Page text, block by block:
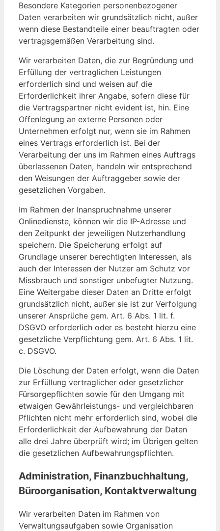
Besondere Kategorien personenbezogener
Daten verarbeiten wir grundsätzlich nicht, außer
wenn diese Bestandteile einer beauftragten oder
vertragsgemäßen Verarbeitung sind.
Wir verarbeiten Daten, die zur Begründung und
Erfüllung der vertraglichen Leistungen
erforderlich sind und weisen auf die
Erforderlichkeit ihrer Angabe, sofern diese für
die Vertragspartner nicht evident ist, hin. Eine
Offenlegung an externe Personen oder
Unternehmen erfolgt nur, wenn sie im Rahmen
eines Vertrags erforderlich ist. Bei der
Verarbeitung der uns im Rahmen eines Auftrags
überlassenen Daten, handeln wir entsprechend
den Weisungen der Auftraggeber sowie der
gesetzlichen Vorgaben.
Im Rahmen der Inanspruchnahme unserer
Onlinedienste, können wir die IP-Adresse und
den Zeitpunkt der jeweiligen Nutzerhandlung
speichern. Die Speicherung erfolgt auf
Grundlage unserer berechtigten Interessen, als
auch der Interessen der Nutzer am Schutz vor
Missbrauch und sonstiger unbefugter Nutzung.
Eine Weitergabe dieser Daten an Dritte erfolgt
grundsätzlich nicht, außer sie ist zur Verfolgung
unserer Ansprüche gem. Art. 6 Abs. 1 lit. f.
DSGVO erforderlich oder es besteht hierzu eine
gesetzliche Verpflichtung gem. Art. 6 Abs. 1 lit.
c. DSGVO.
Die Löschung der Daten erfolgt, wenn die Daten
zur Erfüllung vertraglicher oder gesetzlicher
Fürsorgepflichten sowie für den Umgang mit
etwaigen Gewährleistungs- und vergleichbaren
Pflichten nicht mehr erforderlich sind, wobei die
Erforderlichkeit der Aufbewahrung der Daten
alle drei Jahre überprüft wird; im Übrigen gelten
die gesetzlichen Aufbewahrungspflichten.
Administration, Finanzbuchhaltung,
Büroorganisation, Kontaktverwaltung
Wir verarbeiten Daten im Rahmen von
Verwaltungsaufgaben sowie Organisation